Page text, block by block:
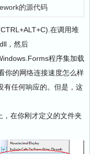
的源代码
在调用堆
，然后
程序集加载
你的网络连接速度怎么样
有任何响应的。但是，这
，在你刚才定义的文件夹